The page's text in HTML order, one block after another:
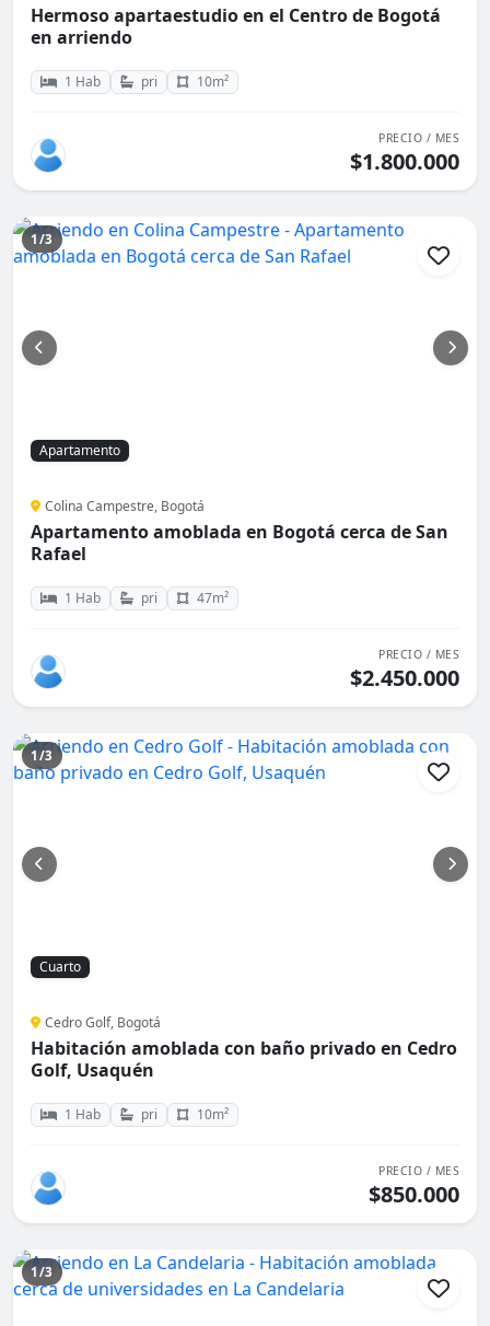
Hermoso apartaestudio en el Centro de Bogotá
en arriendo
1 Hab pri 10m²
PRECIO / MES
$1.800.000
1/3
Apartamento
Colina Campestre, Bogotá
Apartamento amoblada en Bogotá cerca de San
Rafael
1 Hab pri 47m²
PRECIO / MES
$2.450.000
1/3
Cuarto
Cedro Golf, Bogotá
Habitación amoblada con baño privado en Cedro
Golf, Usaquén
1 Hab pri 10m²
PRECIO / MES
$850.000
1/3